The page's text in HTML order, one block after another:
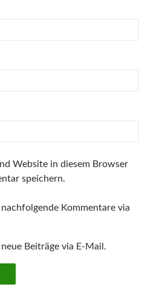
Website in diesem Browser
speichern.
Kommentare via
Beiträge via E-Mail.